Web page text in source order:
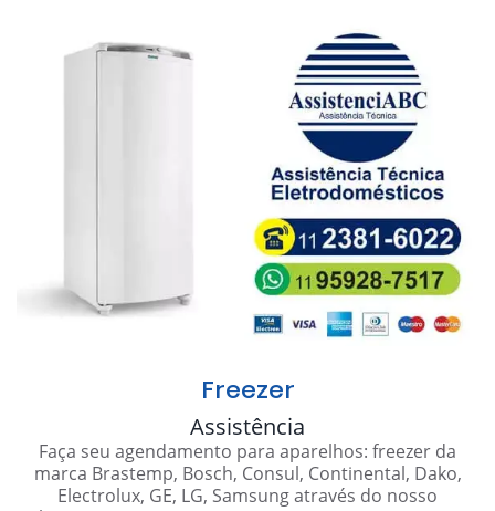
Freezer
Assistência
Faça seu agendamento para aparelhos: freezer da
marca Brastemp, Bosch, Consul, Continental, Dako,
Electrolux, GE, LG, Samsung através do nosso